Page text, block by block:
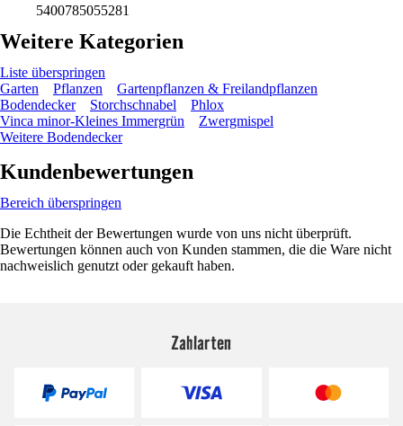
5400785055281
Weitere Kategorien
Liste überspringen
Garten
Pflanzen
Gartenpflanzen & Freilandpflanzen
Bodendecker
Storchschnabel
Phlox
Vinca minor-Kleines Immergrün
Zwergmispel
Weitere Bodendecker
Kundenbewertungen
Bereich überspringen
Die Echtheit der Bewertungen wurde von uns nicht überprüft.
Bewertungen können auch von Kunden stammen, die die Ware nicht
nachweislich genutzt oder gekauft haben.
Zahlarten